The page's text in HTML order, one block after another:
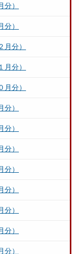
）
）
分）
分）
分）
）
）
）
）
）
）
）
）